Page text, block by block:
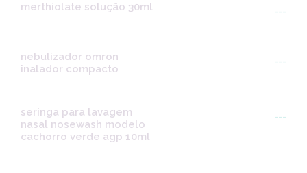
merthiolate solução 30ml ---
nebulizador omron
inalador compacto
---
seringa para lavagem
nasal nosewash modelo
cachorro verde agp 10ml
---